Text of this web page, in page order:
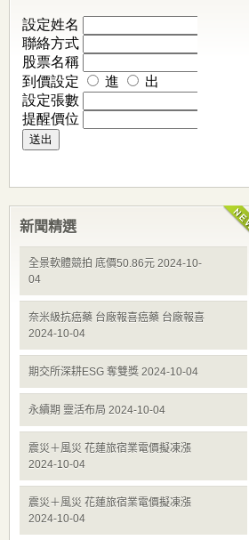
新聞精選
全景軟體競拍 底價50.86元 2024-10-
04
奈米級抗癌藥 台廠報喜癌藥 台廠報喜
2024-10-04
期交所深耕ESG 奪雙獎 2024-10-04
永續期 靈活布局 2024-10-04
震災＋風災 花蓮旅宿業電價擬凍漲
2024-10-04
震災＋風災 花蓮旅宿業電價擬凍漲
2024-10-04